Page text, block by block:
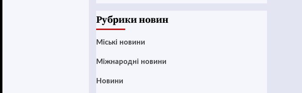
Рубрики новин
Mіські новини
Міжнародні новини
Новини